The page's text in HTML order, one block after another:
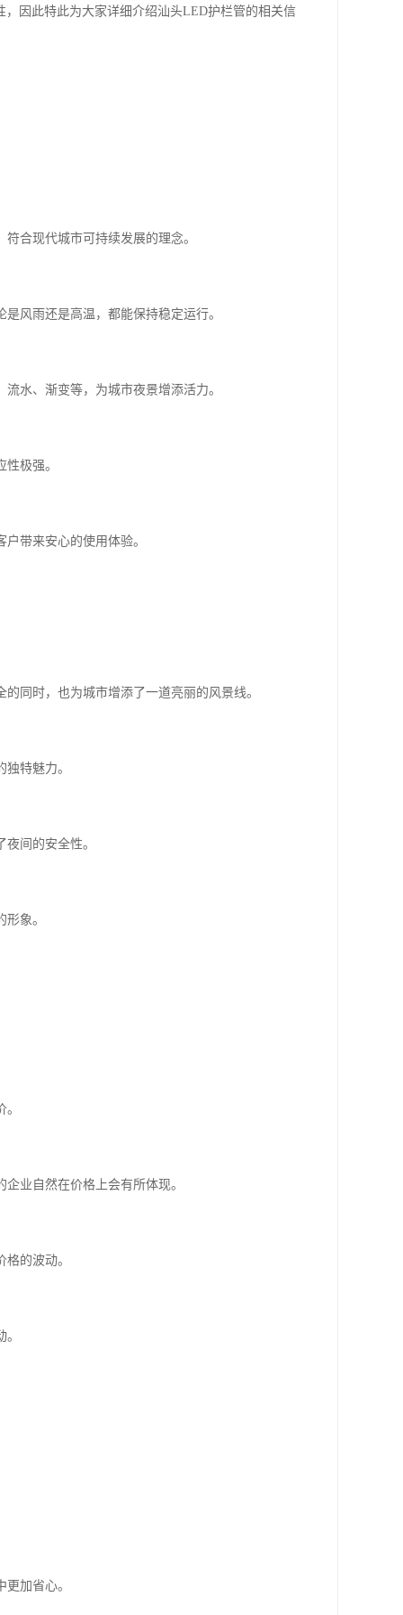
因此特此为大家详细介绍汕头LED护栏管的相关信
合现代城市可持续发展的理念。
风雨还是高温，都能保持稳定运行。
水、渐变等，为城市夜景增添活力。
极强。
带来安心的使用体验。
同时，也为城市增添了一道亮丽的风景线。
特魅力。
间的安全性。
象。
业自然在价格上会有所体现。
的波动。
加省心。